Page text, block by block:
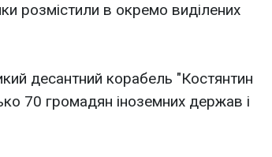
розмістили в окремо виділених
десантний корабель "Костянтин
70 громадян іноземних держав і